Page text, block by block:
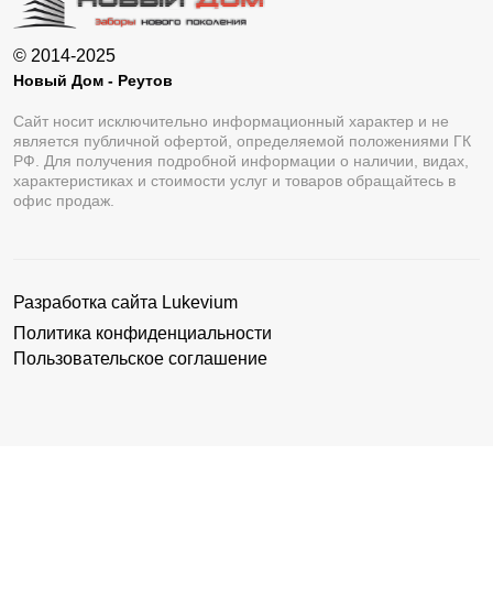
© 2014-2025
Новый Дом - Реутов
Сайт носит исключительно информационный характер и не
является публичной офертой, определяемой положениями ГК
РФ. Для получения подробной информации о наличии, видах,
характеристиках и стоимости услуг и товаров обращайтесь в
офис продаж.
Разработка сайта Lukevium
Политика конфиденциальности
Пользовательское соглашение